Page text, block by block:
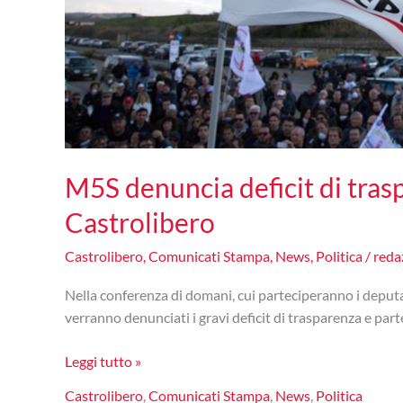
M5S denuncia deficit di
Castrolibero
Castrolibero,Comunicati Stampa, News, Politica /
Nella conferenza di domani, cui parteciperanno i
verranno denunciati i gravi deficit di trasparenza e
M5S
Leggi tutto »
Castrolibero,Comunicati Stampa, News, Politica